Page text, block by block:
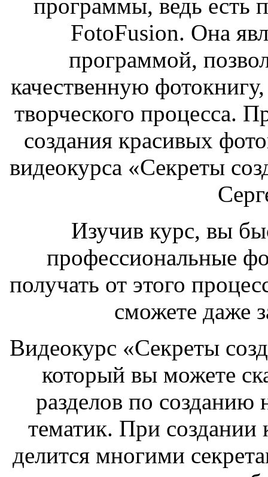
программы, ведь есть
FotoFusion. Она
программой,
качественную
творческого процесса.
создания красивых
видеокурса «Секреты
Изучив курс, вы
профессиональные
получать от этого
сможете даже
Видеокурс «Секреты
который вы можете
разделов по созданию
тематик. При
делится многими